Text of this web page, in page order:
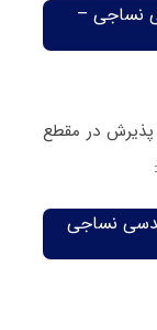
نساجی –
پذیرش در مقطع
نساجی